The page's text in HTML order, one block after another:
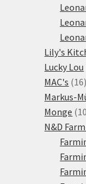
Lily's
Lucky Lou
MAC's 16
Markus-
Monge 10
N&D